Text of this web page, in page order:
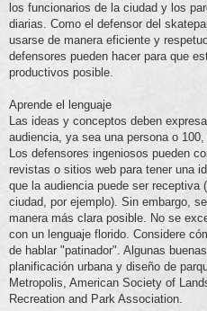
los funcionarios de la ciudad y los
diarias. Como el defensor del
usarse de manera eficiente y
defensores pueden hacer para que
productivos posible.
Aprende el lenguaje
Las ideas y conceptos deben
audiencia, ya sea una persona o
Los defensores ingeniosos pueden
revistas o sitios web para tener una
que la audiencia puede ser receptiva
ciudad, por ejemplo). Sin embargo,
manera más clara posible. No se
con un lenguaje florido. Considere
de hablar "patinador". Algunas
planificación urbana y diseño de
Metropolis, American Society of
Recreation and Park Association.